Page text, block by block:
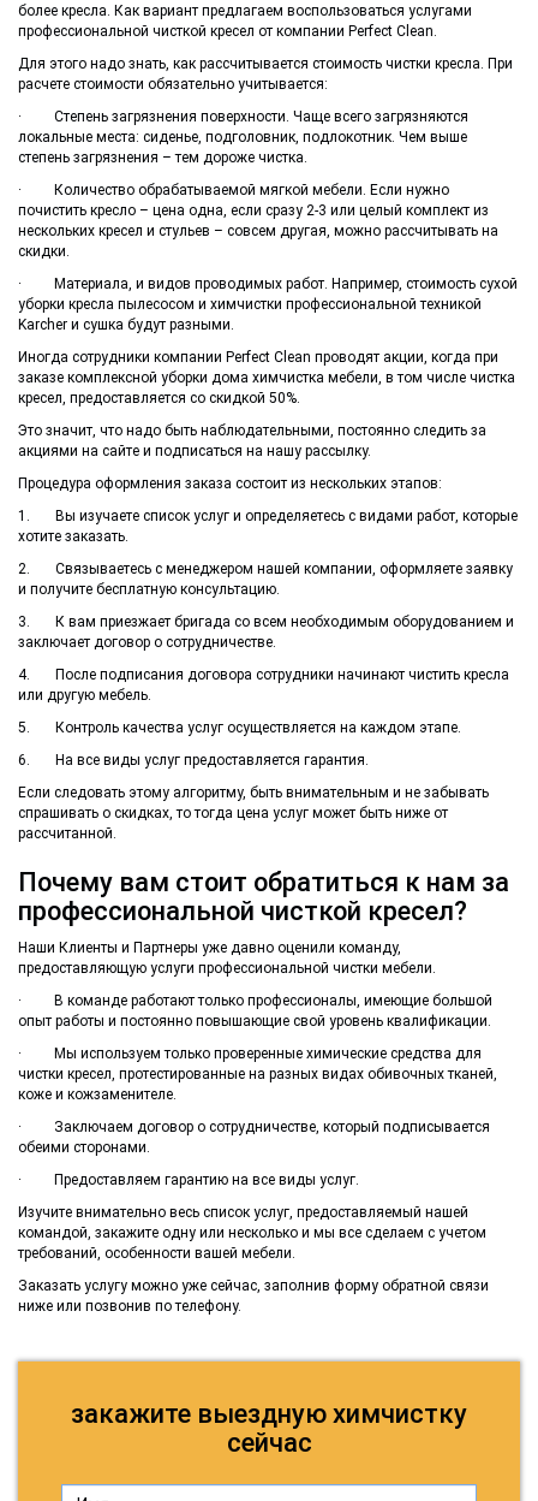
более кресла. Как вариант предлагаем воспользоваться услугами
профессиональной чисткой кресел от компании Perfect Clean.
Для этого надо знать, как рассчитывается стоимость чистки кресла. При
расчете стоимости обязательно учитывается:
· Степень загрязнения поверхности. Чаще всего загрязняются
локальные места: сиденье, подголовник, подлокотник. Чем выше
степень загрязнения – тем дороже чистка.
· Количество обрабатываемой мягкой мебели. Если нужно
почистить кресло – цена одна, если сразу 2-3 или целый комплект из
нескольких кресел и стульев – совсем другая, можно рассчитывать на
скидки.
· Материала, и видов проводимых работ. Например, стоимость сухой
уборки кресла пылесосом и химчистки профессиональной техникой
Karcher и сушка будут разными.
Иногда сотрудники компании Perfect Clean проводят акции, когда при
заказе комплексной уборки дома химчистка мебели, в том числе чистка
кресел, предоставляется со скидкой 50%.
Это значит, что надо быть наблюдательными, постоянно следить за
акциями на сайте и подписаться на нашу рассылку.
Процедура оформления заказа состоит из нескольких этапов:
1. Вы изучаете список услуг и определяетесь с видами работ, которые
хотите заказать.
2. Связываетесь с менеджером нашей компании, оформляете заявку
и получите бесплатную консультацию.
3. К вам приезжает бригада со всем необходимым оборудованием и
заключает договор о сотрудничестве.
4. После подписания договора сотрудники начинают чистить кресла
или другую мебель.
5. Контроль качества услуг осуществляется на каждом этапе.
6. На все виды услуг предоставляется гарантия.
Если следовать этому алгоритму, быть внимательным и не забывать
спрашивать о скидках, то тогда цена услуг может быть ниже от
рассчитанной.
Почему вам стоит обратиться к нам за
профессиональной чисткой кресел?
Наши Клиенты и Партнеры уже давно оценили команду,
предоставляющую услуги профессиональной чистки мебели.
· В команде работают только профессионалы, имеющие большой
опыт работы и постоянно повышающие свой уровень квалификации.
· Мы используем только проверенные химические средства для
чистки кресел, протестированные на разных видах обивочных тканей,
коже и кожзаменителе.
· Заключаем договор о сотрудничестве, который подписывается
обеими сторонами.
· Предоставляем гарантию на все виды услуг.
Изучите внимательно весь список услуг, предоставляемый нашей
командой, закажите одну или несколько и мы все сделаем с учетом
требований, особенности вашей мебели.
Заказать услугу можно уже сейчас, заполнив форму обратной связи
ниже или позвонив по телефону.
закажите выездную химчистку
сейчас